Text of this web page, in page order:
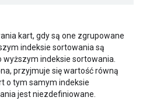
kart, gdy są one zgrupowane
indeksie sortowania są
indeksie sortowania.
przyjmuje się wartość równą
o tym samym indeksie
jest niezdefiniowane.